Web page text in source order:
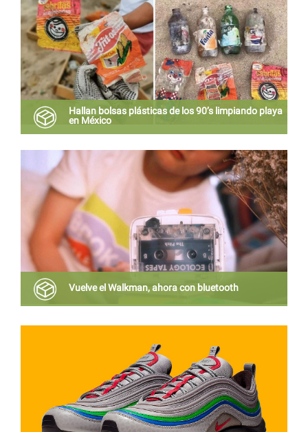
Hallan bolsas plásticas de los 90’s limpiando playa
en México
flojera de botar un desperdicio donde deber ser
puede tardar 150 años en degradarse.
Vuelve el Walkman, ahora con bluetooth
tienes el aparato que estabas esperando